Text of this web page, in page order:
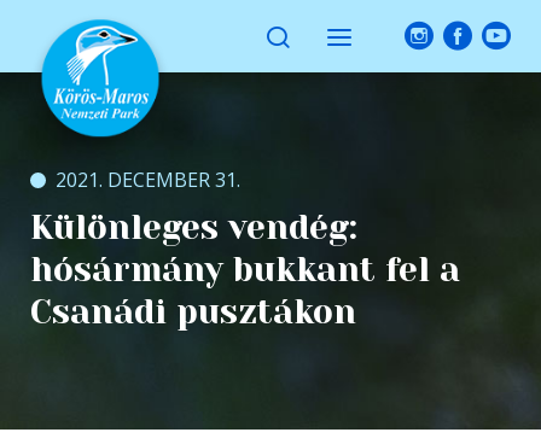
2021. DECEMBER 31.
Különleges vendég:
hósármány bukkant fel a
Csanádi pusztákon